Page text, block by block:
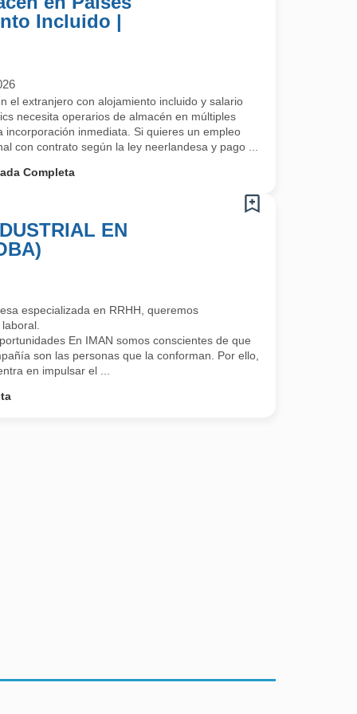
Incluido |
el extranjero con alojamiento incluido y salario
necesita operarios de almacén en múltiples
incorporación inmediata. Si quieres un empleo
con contrato según la ley neerlandesa y pago ...
Completa
EN
especializada en RRHH, queremos
En IMAN somos conscientes de que
son las personas que la conforman. Por ello,
en impulsar el ...